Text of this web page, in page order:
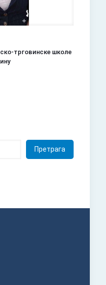
трговинске школе
Претрага